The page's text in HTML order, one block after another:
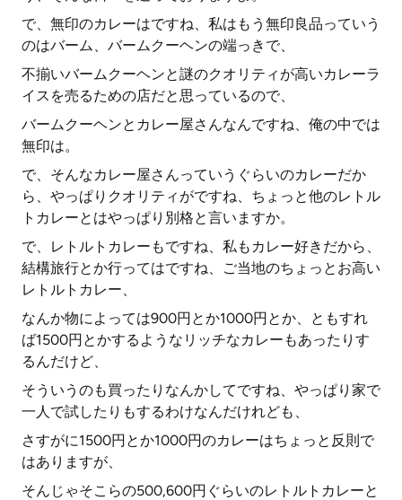
で、無印のカレーはですね、私はもう無印良品っていう
のはバーム、バームクーヘンの端っきで、
不揃いバームクーヘンと謎のクオリティが高いカレーラ
イスを売るための店だと思っているので、
バームクーヘンとカレー屋さんなんですね、俺の中では
無印は。
で、そんなカレー屋さんっていうぐらいのカレーだか
ら、やっぱりクオリティがですね、ちょっと他のレトル
トカレーとはやっぱり別格と言いますか。
で、レトルトカレーもですね、私もカレー好きだから、
結構旅行とか行ってはですね、ご当地のちょっとお高い
レトルトカレー、
なんか物によっては900円とか1000円とか、ともすれ
ば1500円とかするようなリッチなカレーもあったりす
るんだけど、
そういうのも買ったりなんかしてですね、やっぱり家で
一人で試したりもするわけなんだけれども、
さすがに1500円とか1000円のカレーはちょっと反則で
はありますが、
そんじゃそこらの500,600円ぐらいのレトルトカレーと